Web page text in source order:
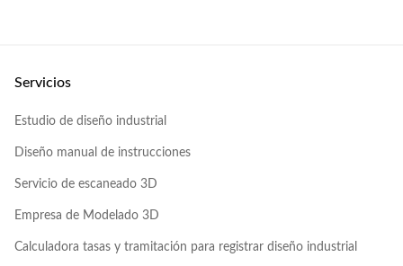
Servicios
Estudio de diseño industrial
Diseño manual de instrucciones
Servicio de escaneado 3D
Empresa de Modelado 3D
Calculadora tasas y tramitación para registrar diseño industrial